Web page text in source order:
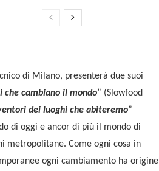
di Milano, presenterà due suoi
cambiano il mondo” (Slowfood
dei luoghi che abiteremo”
di oggi e ancor di più il mondo di
metropolitane. Come ogni cosa in
ogni cambiamento ha origine